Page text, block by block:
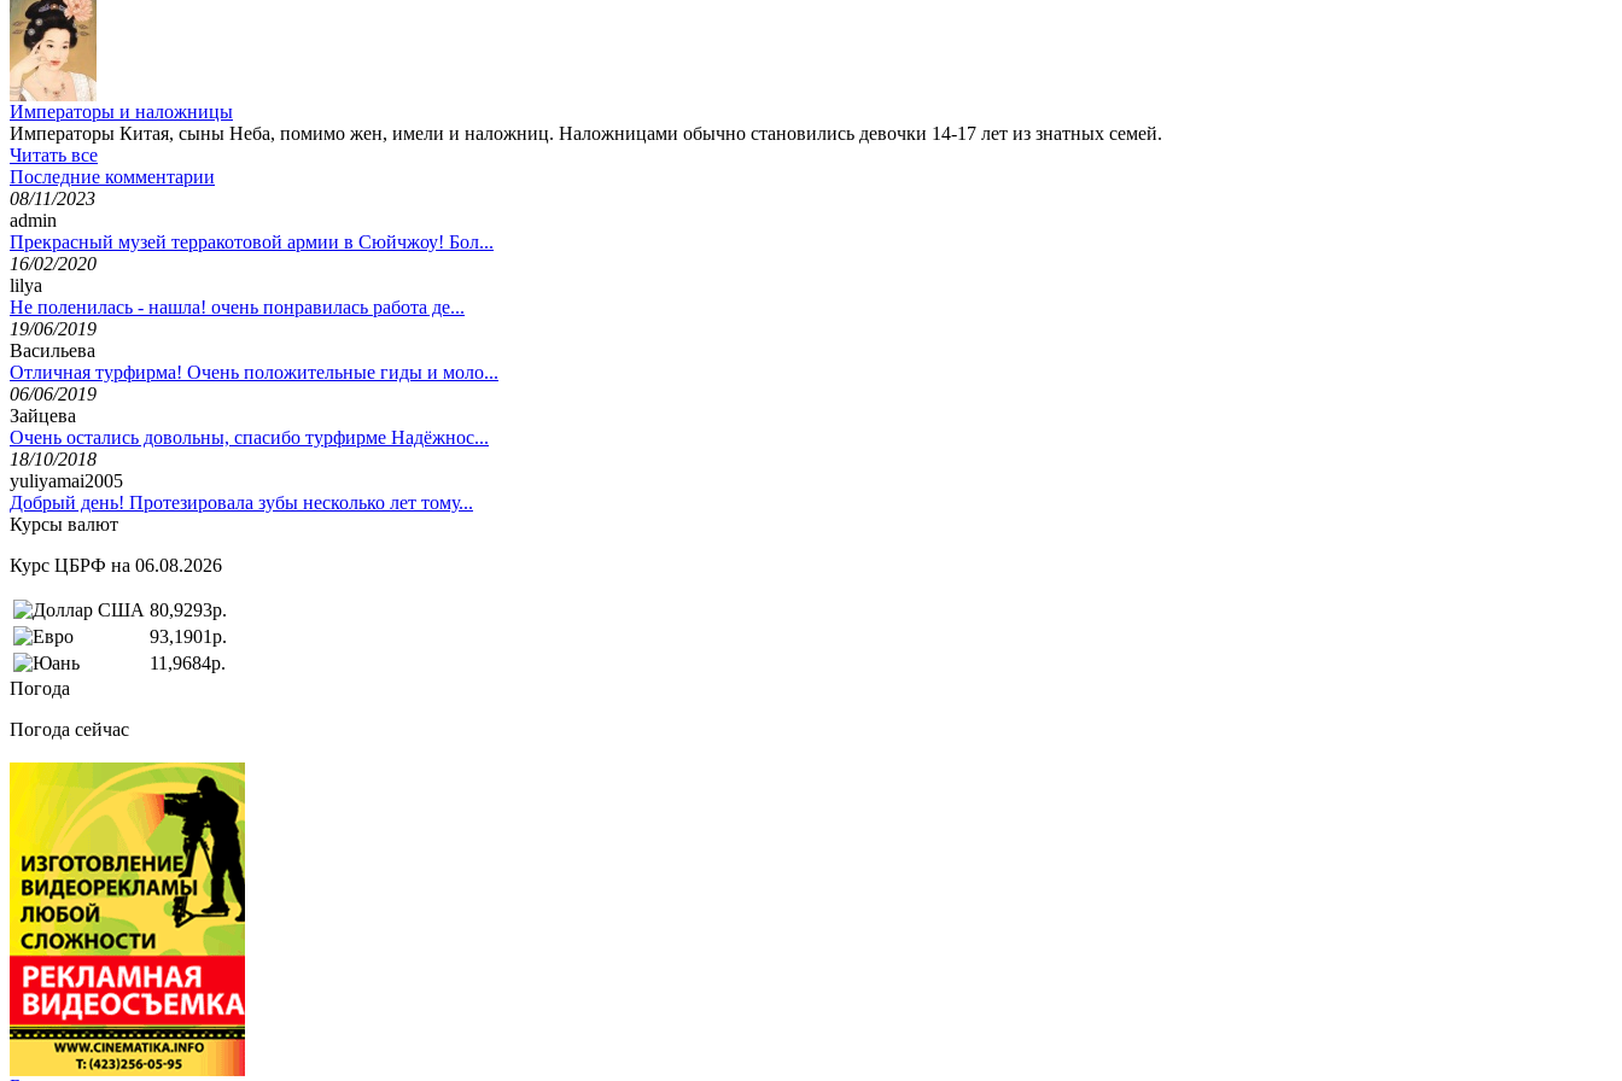
Императоры и наложницы
Императоры Китая, сыны Неба, помимо жен, имели и наложниц. Наложницами обычно становились девочки 14-17 лет из знатных семей.
Читать все
Последние комментарии
08/11/2023
admin
Прекрасный музей терракотовой армии в Сюйчжоу! Бол...
16/02/2020
lilya
Не поленилась - нашла! очень понравилась работа де...
19/06/2019
Васильева
Отличная турфирма! Очень положительные гиды и моло...
06/06/2019
Зайцева
Очень остались довольны, спасибо турфирме Надёжнос...
18/10/2018
yuliyamai2005
Добрый день! Протезировала зубы несколько лет тому...
Курсы валют
Курс ЦБРФ на 06.08.2026
80,9293р.
93,1901р.
11,9684р.
Погода
Погода сейчас